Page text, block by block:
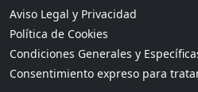
Aviso Legal y Privacidad
Política de Cookies
Condiciones Generales y
Consentimiento expreso para